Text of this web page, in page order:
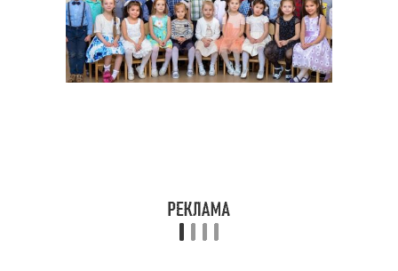
Локоны на средние
Прическа на средние